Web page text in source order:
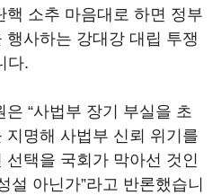
핵 소추 마음대로 하면 정부
사하는 강대강 대립 투쟁
다.
“사법부 장기 부실을 초
지명해 사법부 신뢰 위기를
택을 국회가 막아선 것인
설 아닌가”라고 반론했습니